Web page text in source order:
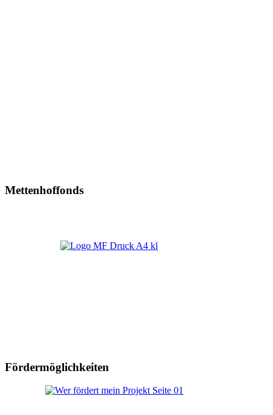
Mettenhoffonds
Fördermöglichkeiten